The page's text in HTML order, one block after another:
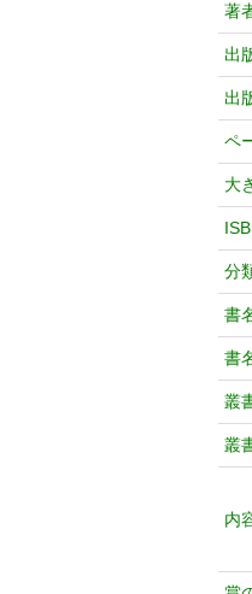
著
出
出
ペ
大
分
書
書
叢
叢
内